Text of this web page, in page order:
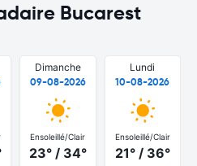
Bucarest
Dimanche
09-08-2026
Ensoleillé/Clair
23° / 34°
Lundi
10-08-2026
Ensoleillé/Clair
21° / 36°